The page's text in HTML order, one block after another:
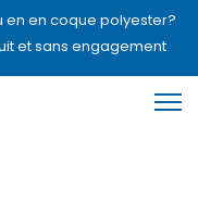
en en coque polyester?
et sans engagement